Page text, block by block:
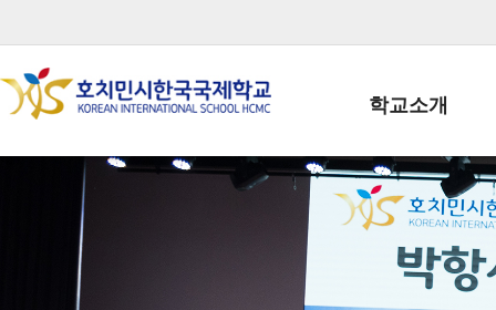
학교소개
학교장인사말
학생회장인사말
학교상징